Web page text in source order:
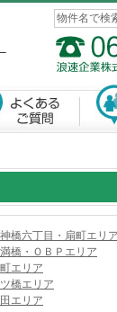
橋六丁目・扇町エリア
橋・ＯＢＰエリア
エリア
橋エリア
エリア